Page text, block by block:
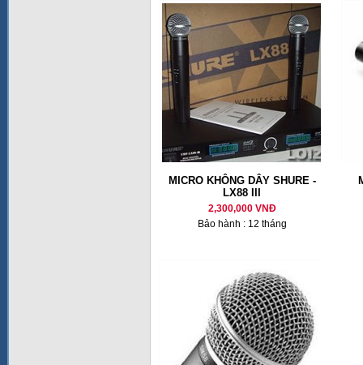
MICRO KHÔNG DÂY SHURE -
LX88 III
2,300,000 VNĐ
Bảo hành : 12 tháng